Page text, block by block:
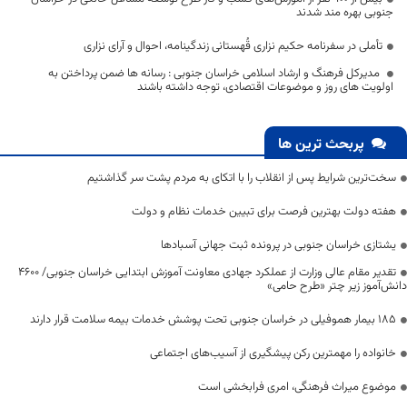
جنوبی بهره مند شدند
تأملی در سفرنامه حکیم نزاری قُهستانی زندگینامه، احوال و آرای نزاری
مدیرکل فرهنگ و ارشاد اسلامی خراسان جنوبی : رسانه ها ضمن پرداختن به
اولویت های روز و موضوعات اقتصادی، توجه داشته باشند
پربحث ترین ها
سخت‌ترین شرایط پس از انقلاب را با اتکای به مردم پشت سر گذاشتیم
هفته دولت بهترین فرصت برای تبیین خدمات نظام و دولت
یشتازی خراسان جنوبی در پرونده ثبت جهانی آسبادها
تقدیر مقام عالی وزارت از عملکرد جهادی معاونت آموزش ابتدایی خراسان جنوبی/ ۴۶۰۰
دانش‌آموز زیر چتر «طرح حامی»
۱۸۵ بیمار هموفیلی در خراسان جنوبی تحت پوشش خدمات بیمه سلامت قرار دارند
خانواده را مهمترین رکن پیشگیری از آسیب‌های اجتماعی
موضوع میراث فرهنگی، امری فرابخشی است